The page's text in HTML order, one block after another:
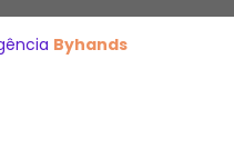
Byhands